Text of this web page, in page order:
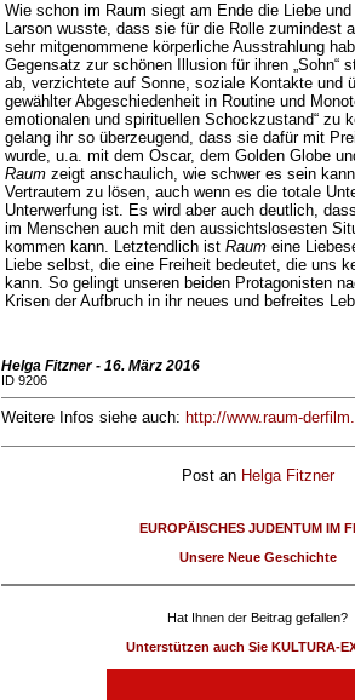
Wie schon im Raum siegt am Ende die Liebe
Larson wusste, dass sie für die Rolle zumindest
sehr mitgenommene körperliche Ausstrahlung
Gegensatz zur schönen Illusion für ihren „Sohn“
ab, verzichtete auf Sonne, soziale Kontakte und
gewählter Abgeschiedenheit in Routine und
emotionalen und spirituellen Schockzustand“ zu
gelang ihr so überzeugend, dass sie dafür mit
wurde, u.a. mit dem Oscar, dem Golden Globe
Raumzeigt anschaulich, wie schwer es sein
Vertrautem zu lösen, auch wenn es die totale
Unterwerfung ist. Es wird aber auch deutlich,
im Menschen auch mit den aussichtslosesten
kommen kann. Letztendlich ist Raumeine
Liebe selbst, die eine Freiheit bedeutet, die uns
kann. So gelingt unseren beiden Protagonisten
Krisen der Aufbruch in ihr neues und befreites
Helga Fitzner - 16. März 2016
ID 9206
Weitere Infos siehe auch: http://www.raum-
Post an Helga Fitzner
EUROPÄISCHES JUDENTUM IM
Unsere Neue Geschichte
Hat Ihnen der Beitrag gefallen?
Unterstützen auch Sie KULTURA-